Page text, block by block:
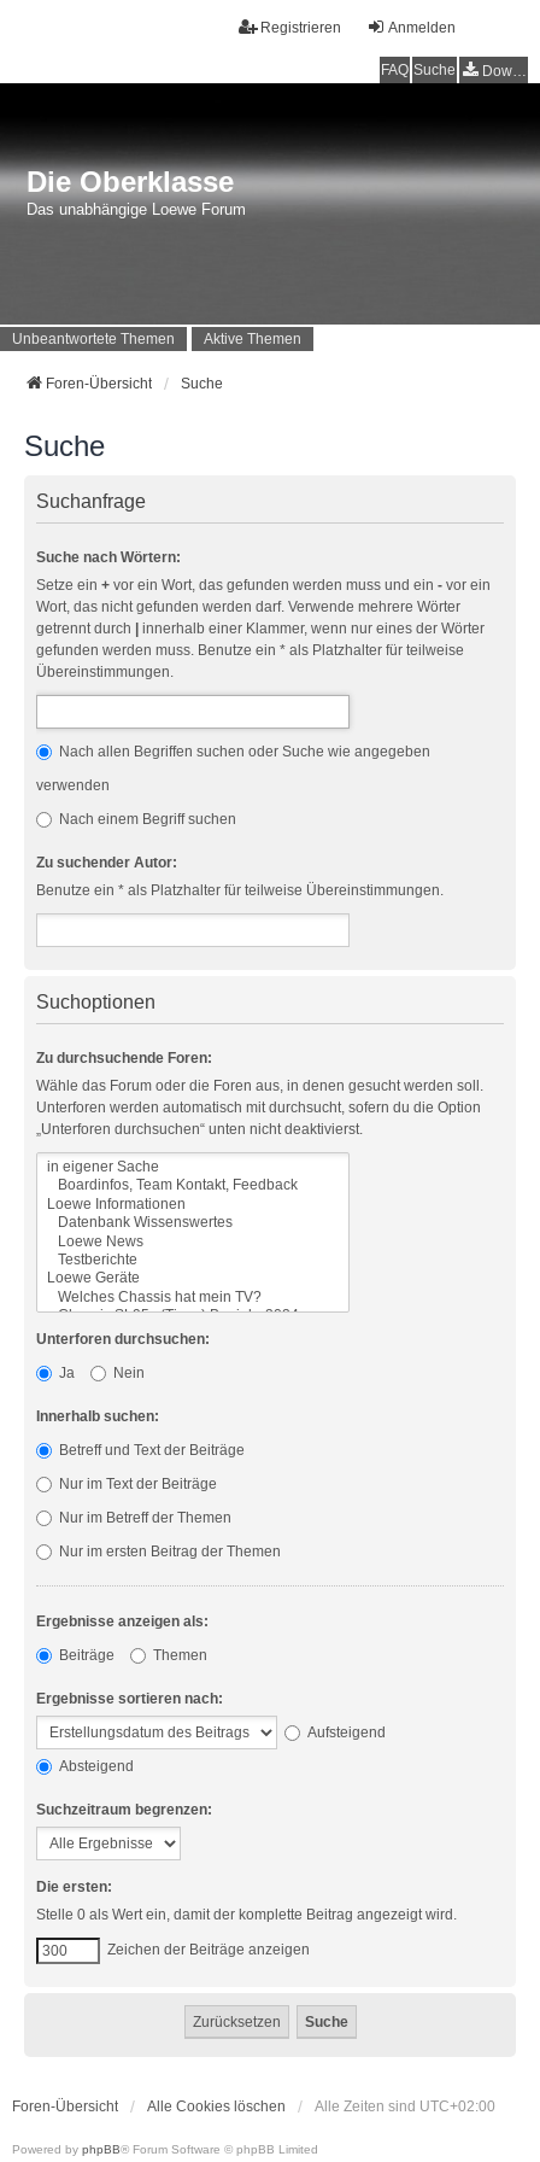
Anmelden
Registrieren
FAQ Suche Downloads
Die Oberklasse
Das unabhängige Loewe Forum
Unbeantwortete Themen Aktive Themen
Foren-Übersicht Suche
Suche
Suchanfrage
Suche nach Wörtern:
Setze ein + vor ein Wort, das gefunden werden muss und ein - vor ein
Wort, das nicht gefunden werden darf. Verwende mehrere Wörter
getrennt durch
innerhalb einer Klammer, wenn nur eines der Wörter
gefunden werden muss. Benutze ein * als Platzhalter für teilweise
Übereinstimmungen.
Nach allen Begriffen suchen oder Suche wie angegeben
verwenden
Nach einem Begriff suchen
Zu suchender Autor:
Benutze ein * als Platzhalter für teilweise Übereinstimmungen.
Suchoptionen
Zu durchsuchende Foren:
Wähle das Forum oder die Foren aus, in denen gesucht werden soll.
Unterforen werden automatisch mit durchsucht, sofern du die Option
„Unterforen durchsuchen“ unten nicht deaktivierst.
Unterforen durchsuchen:
Ja
Nein
Innerhalb suchen:
Betreff und Text der Beiträge
Nur im Text der Beiträge
Nur im Betreff der Themen
Nur im ersten Beitrag der Themen
Ergebnisse anzeigen als:
Beiträge
Themen
Ergebnisse sortieren nach:
Aufsteigend
Absteigend
Suchzeitraum begrenzen:
Die ersten:
Stelle 0 als Wert ein, damit der komplette Beitrag angezeigt wird.
Zeichen der Beiträge anzeigen
Foren-Übersicht Alle Cookies löschen Alle Zeiten sind UTC+02:00
Powered by phpBB® Forum Software © phpBB Limited